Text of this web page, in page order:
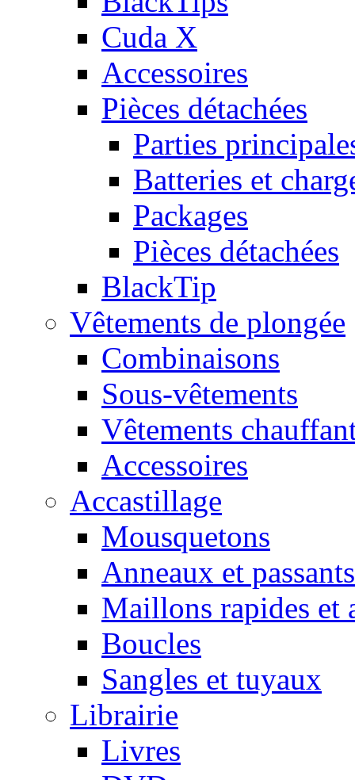
Cuda X
Accessoires
Pièces détachées
Parties
Batteries et
Packages
Pièces détachées
BlackTip
Vêtements de plongée
Combinaisons
Sous-vêtements
Vêtements
Accessoires
Accastillage
Mousquetons
Anneaux et passants
Maillons rapides et
Boucles
Sangles et tuyaux
Librairie
Livres